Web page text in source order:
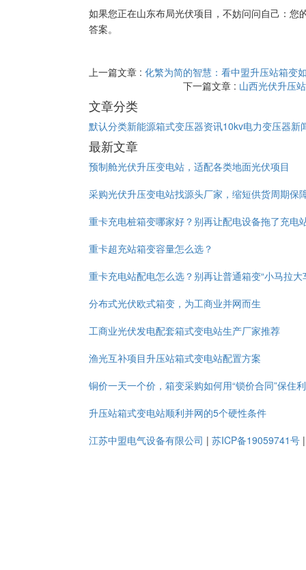
如果您正在山东布局光伏项目，不妨问问自己：您
答案。
上一篇文章 : 化繁为简的智慧：看中盟升压站箱变
下一篇文章 : 山西光伏升压
文章分类
默认分类新能源箱式变压器资讯10kv电力变压器新
最新文章
预制舱光伏升压变电站，适配各类地面光伏项目
采购光伏升压变电站找源头厂家，缩短供货周期保
重卡充电桩箱变哪家好？别再让配电设备拖了充电
重卡超充站箱变容量怎么选？
重卡充电站配电怎么选？别再让普通箱变“小马拉大
分布式光伏欧式箱变，为工商业并网而生
工商业光伏发电配套箱式变电站生产厂家推荐
渔光互补项目升压站箱式变电站配置方案
铜价一天一个价，箱变采购如何用“锁价合同”保住
升压站箱式变电站顺利并网的5个硬性条件
江苏中盟电气设备有限公司 | 苏ICP备19059741号